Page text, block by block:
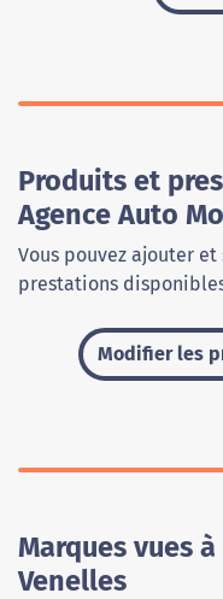
Produits et
Agence Auto
Vous pouvez ajouter
prestations
Modifier les
Marques vues
Venelles